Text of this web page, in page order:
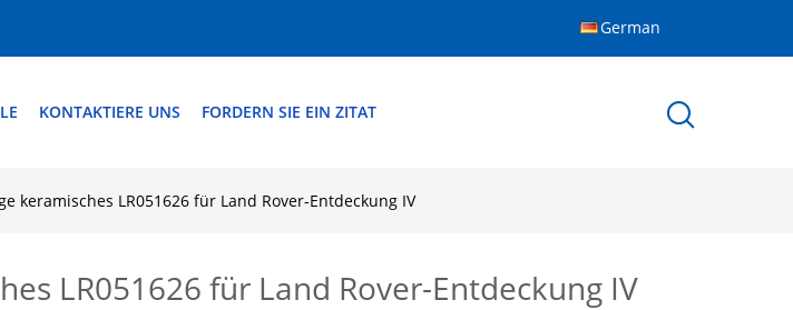
German
KONTAKTIERE UNS FORDERN SIE EIN ZITAT
keramisches LR051626 für Land Rover-Entdeckung IV
LR051626 für Land Rover-Entdeckung IV